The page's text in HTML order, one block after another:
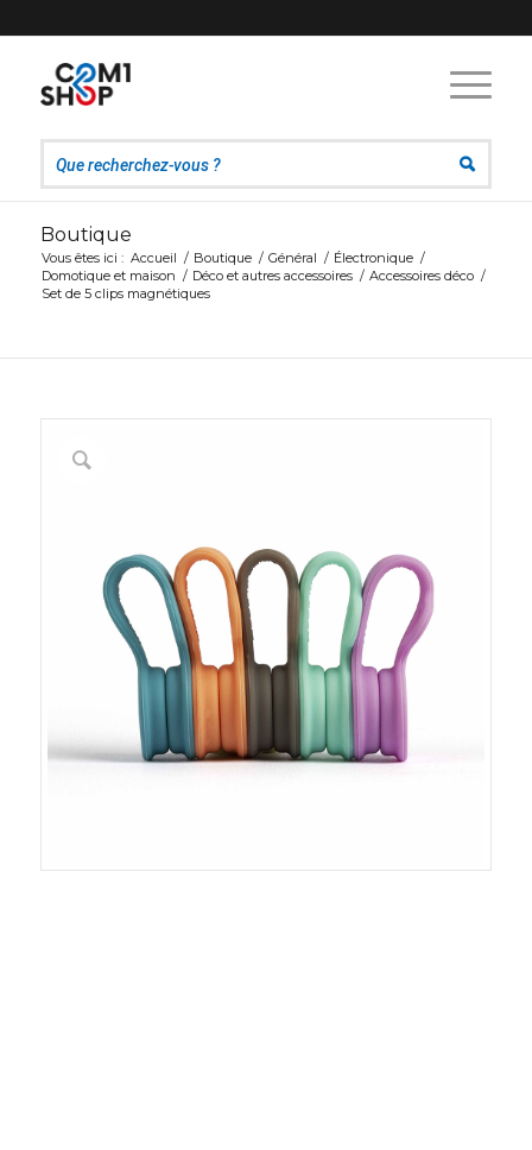
Boutique
Vous êtes ici : Accueil / Boutique / Général / Électronique /
Domotique et maison / Déco et autres accessoires / Accessoires déco /
Set de 5 clips magnétiques